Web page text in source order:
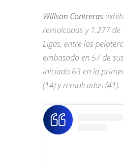
Willson Contreras
remolcadas y 1.277 de
Ligas, entre los
embasado en 57 de
iniciado 63 en la
(14) y remolcadas (41).